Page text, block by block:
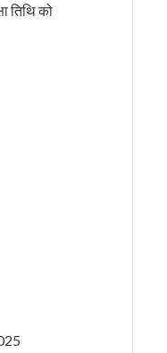
तिथि को